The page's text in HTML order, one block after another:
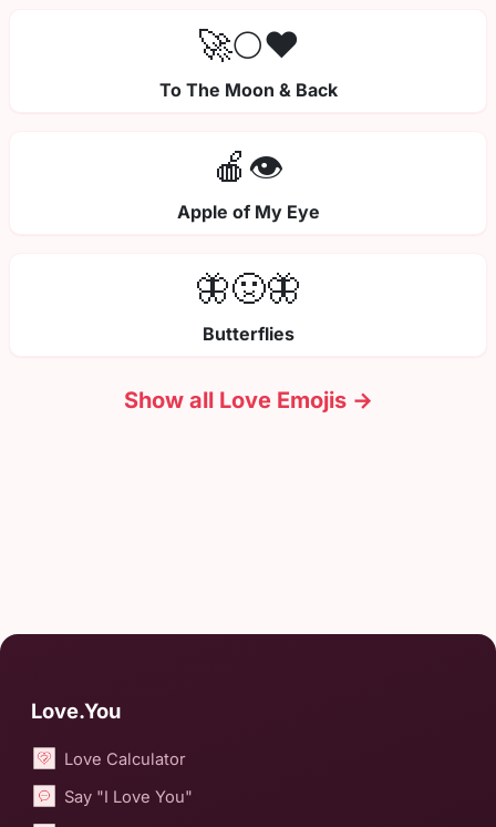
🚀🌕❤️
To The Moon & Back
🍎👁️
Apple of My Eye
🦋🤢🦋
Butterflies
Show all Love Emojis →
Love.You
Love Calculator
Say "I Love You"